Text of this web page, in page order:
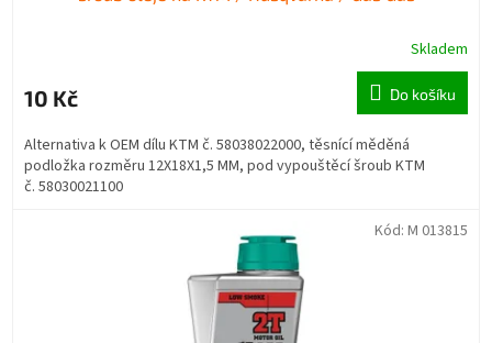
Skladem
10 Kč Do košíku
Alternativa k OEM dílu KTM č. 58038022000, těsnící měděná
podložka rozměru 12X18X1,5 MM, pod vypouštěcí šroub KTM
č. 58030021100
Kód: M 013815